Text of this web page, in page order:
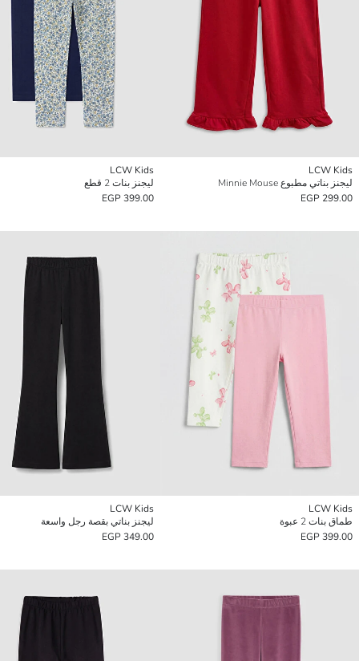
LCW Kids
ليجنز بناتي مطبوع Minnie Mouse
299.00 EGP
LCW Kids
ليجنز بنات 2 قطع
399.00 EGP
LCW Kids
طماق بنات 2 عبوة
399.00 EGP
LCW Kids
ليجنز بناتي بقصة رجل واسعة
349.00 EGP